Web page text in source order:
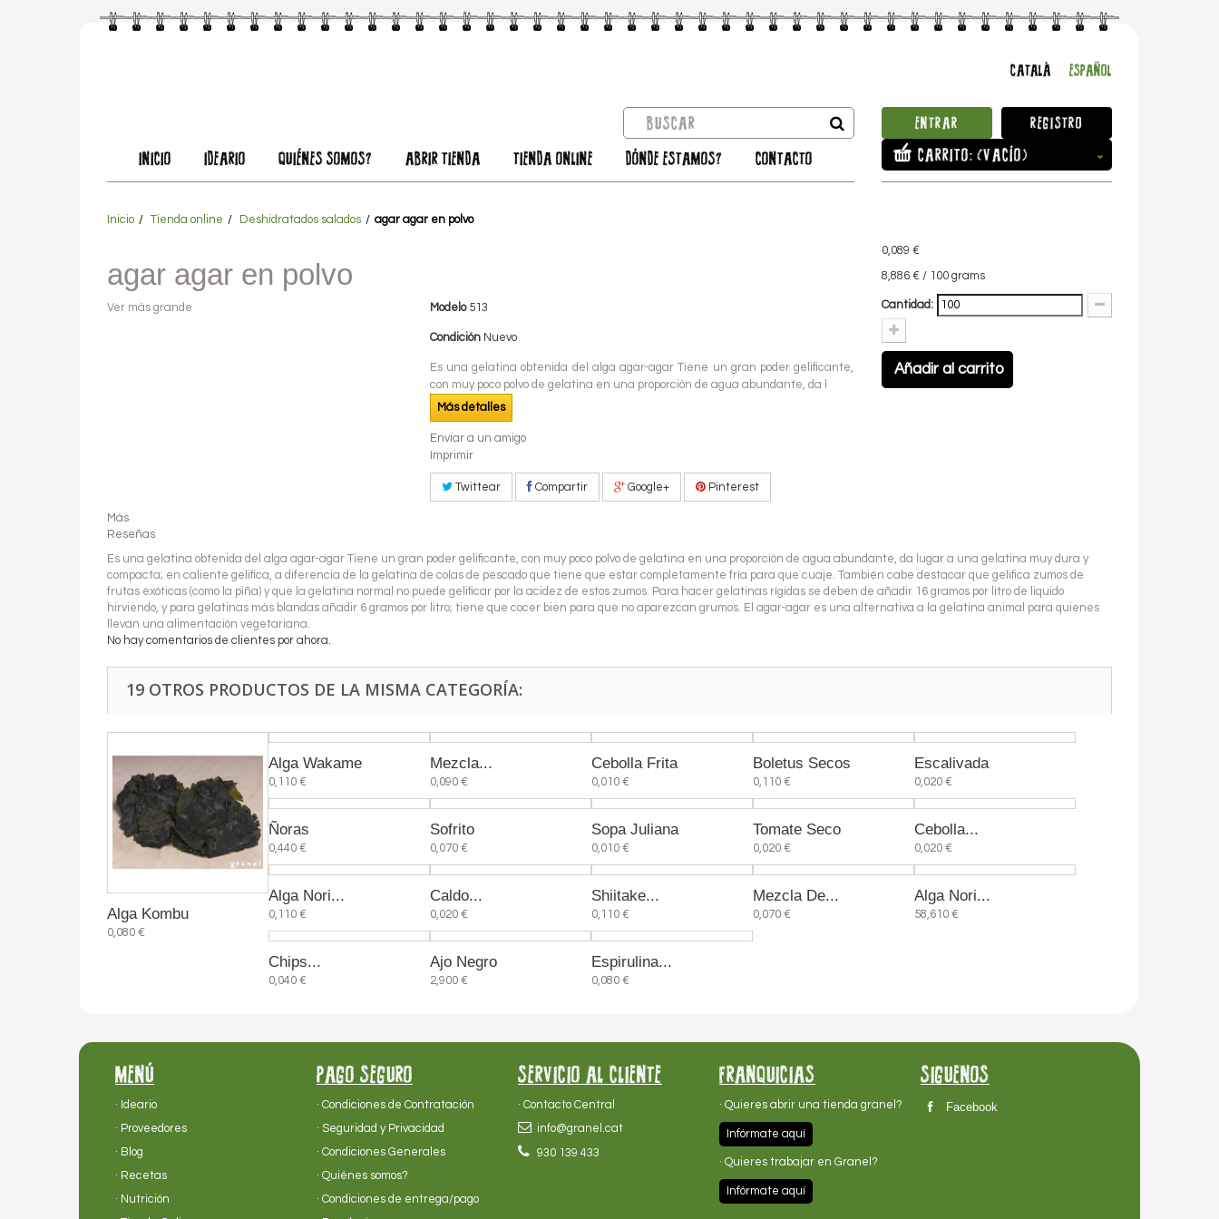
CATALÀ ESPAÑOL
ENTRAR REGISTRO
CARRITO: (VACÍO)
INICIO IDEARIO QUIÉNES SOMOS? ABRIR TIENDA TIENDA ONLINE DÓNDE ESTAMOS? CONTACTO
Inicio Tienda online Deshidratados salados agar agar en polvo
agar agar en polvo
Ver más grande Modelo 513
Condición Nuevo
Es una gelatina obtenida del alga agar-agar Tiene un gran poder gelificante,
con muy poco polvo de gelatina en una proporción de agua abundante, da l
Más detalles
Enviar a un amigo
Imprimir
Twittear Compartir Google+ Pinterest
0,089 €
8,886 €/ 100 grams
Cantidad:
Añadir al carrito
Más
Reseñas
Es una gelatina obtenida del alga agar-agar Tiene un gran poder gelificante, con muy poco polvo de gelatina en una proporción de agua abundante, da lugar a una gelatina muy dura y
compacta; en caliente gelifica, a diferencia de la gelatina de colas de pescado que tiene que estar completamente fría para que cuaje. También cabe destacar que gelifica zumos de
frutas exóticas (como la piña) y que la gelatina normal no puede gelificar por la acidez de estos zumos. Para hacer gelatinas rígidas se deben de añadir 16 gramos por litro de liquido
hirviendo, y para gelatinas más blandas añadir 6 gramos por litro; tiene que cocer bien para que no aparezcan grumos. El agar-agar es una alternativa a la gelatina animal para quienes
llevan una alimentación vegetariana.
No hay comentarios de clientes por ahora.
19 OTROS PRODUCTOS DE LA MISMA CATEGORÍA:
Alga Kombu
0,080 €
Alga Wakame
0,110 €
Mezcla...
0,090 €
Cebolla Frita
0,010 €
Boletus Secos
0,110 €
Escalivada
0,020 €
Ñoras
0,440 €
Sofrito
0,070 €
Sopa Juliana
0,010 €
Tomate Seco
0,020 €
Cebolla...
0,020 €
Alga Nori...
0,110 €
Caldo...
0,020 €
Shiitake...
0,110 €
Mezcla De...
0,070 €
Alga Nori...
58,610 €
Chips...
0,040 €
Ajo Negro
2,900 €
Espirulina...
0,080 €
MENÚ
· Ideario
· Proveedores
· Blog
· Recetas
· Nutrición
PAGO SEGURO
· Condiciones de Contratación
· Seguridad y Privacidad
· Condiciones Generales
· Quiénes somos?
· Condiciones de entrega/pago
SERVICIO AL CLIENTE
· Contacto Central
info@granel.cat
930 139 433
FRANQUICIAS
· Quieres abrir una tienda granel?
Infórmate aquí
· Quieres trabajar en Granel?
Infórmate aquí
SIGUENOS
Facebook